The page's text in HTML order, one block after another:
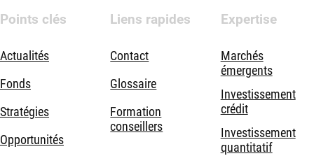
Points clés
Actualités
Fonds
Stratégies
Opportunités
Liens rapides
Contact
Glossaire
Formation
conseillers
Expertise
Marchés
émergents
Investissement
crédit
Investissement
quantitatif